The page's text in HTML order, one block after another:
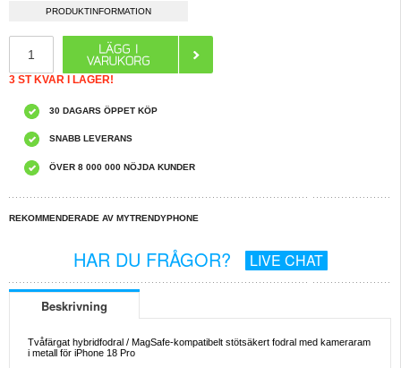
PRODUKTINFORMATION
3 ST KVAR I LAGER!
30 DAGARS ÖPPET KÖP
SNABB LEVERANS
ÖVER 8 000 000 NÖJDA KUNDER
REKOMMENDERADE AV MYTRENDYPHONE
HAR DU FRÅGOR? LIVE CHAT
Beskrivning
Tvåfärgat hybridfodral / MagSafe-kompatibelt stötsäkert fodral med kameraram
i metall för iPhone 18 Pro